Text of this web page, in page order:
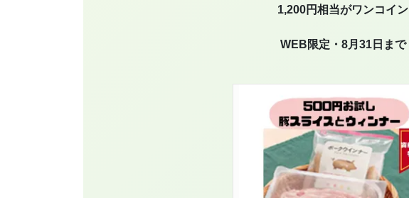
1,200円相当がワンコイン
WEB限定・8月31日まで